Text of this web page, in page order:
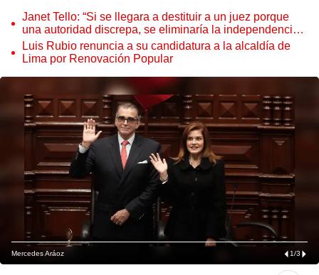
Janet Tello: “Si se llegara a destituir a un juez porque
una autoridad discrepa, se eliminaría la independencia
judicial”
Luis Rubio renuncia a su candidatura a la alcaldía de
Lima por Renovación Popular
Mercedes Aráoz 1/3